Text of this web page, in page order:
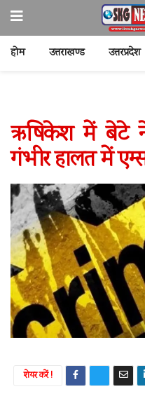
होम उत्तराखण्ड उत्तरप्रदेश
ऋषिकेश में बेटे ने
गंभीर हालत में
शेयर करें !